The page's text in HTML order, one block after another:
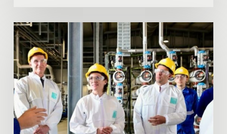
Alice
Giaccone
–
PFAS:
coinvolgere
aziende
e
università
per